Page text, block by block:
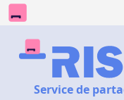
Service de